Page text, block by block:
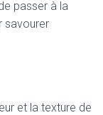
passer à la
savourer
et la texture de